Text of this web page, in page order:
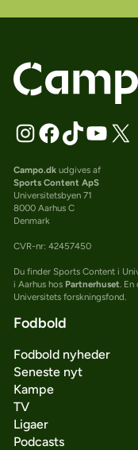
Campo.dkudgives af
Sports Content ApS
Universitetsbyen 71
8000 Aarhus C
Denmark
CVR-nr: 42457450
Du finder Sports Content i
i Aarhus hos Partnerhuset. En
Universitets forskningsfond.
Fodbold
Fodbold nyheder
Seneste nyt
Kampe
TV
Ligaer
Podcasts